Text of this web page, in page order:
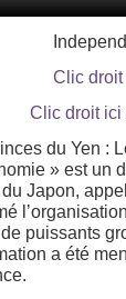
Clic
Clic droit ici
du Yen :
» est un
Japon,
puissants
a été